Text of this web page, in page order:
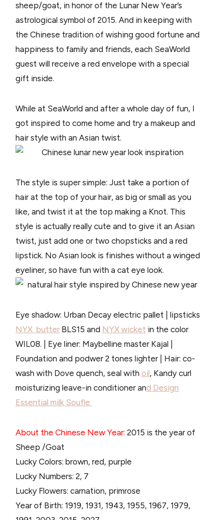
sheep/goat, in honor of the Lunar New Year’s
astrological symbol of 2015. And in keeping with
the Chinese tradition of wishing good fortune and
happiness to family and friends, each SeaWorld
guest will receive a red envelope with a special
gift inside.
While at SeaWorld and after a whole day of fun, I
got inspired to come home and try a makeup and
hair style with an Asian twist.
The style is super simple: Just take a portion of
hair at the top of your hair, as big or small as you
like, and twist it at the top making a Knot. This
style is actually really cute and to give it an Asian
twist, just add one or two chopsticks and a red
lipstick. No Asian look is finishes without a winged
eyeliner, so have fun with a cat eye look.
Eye shadow: Urban Decay electric pallet | lipsticks
NYX butter BLS15 and NYX wicket in the color
WIL08. | Eye liner: Maybelline master Kajal |
Foundation and podwer 2 tones lighter | Hair: co-
wash with Dove quench, seal with oil, Kandy curl
moisturizing leave-in conditioner and Design
Essential milk Soufle
About the Chinese New Year: 2015 is the year of
Sheep /Goat
Lucky Colors: brown, red, purple
Lucky Numbers: 2, 7
Lucky Flowers: carnation, primrose
Year of Birth: 1919, 1931, 1943, 1955, 1967, 1979,